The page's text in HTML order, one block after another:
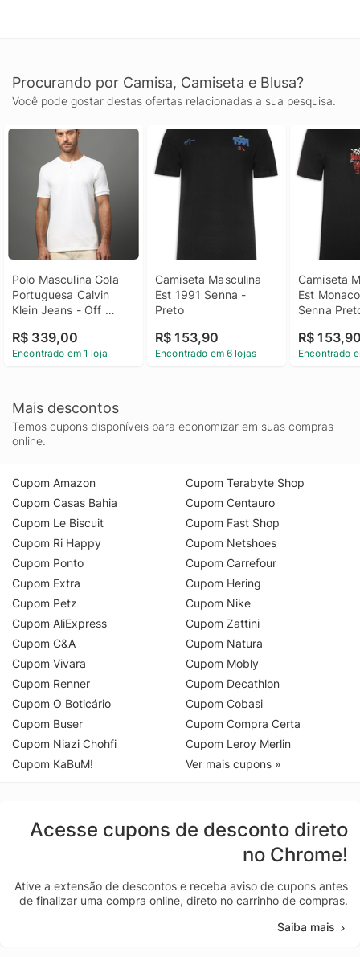
Procurando por Camisa, Camiseta e Blusa?
Você pode gostar destas ofertas relacionadas a sua pesquisa.
Polo Masculina Gola
Portuguesa Calvin
Klein Jeans - Off
Gola Portuguesa
Calvin Klein Jeans Off
R$ 339,00
Encontrado em 1 loja
Camiseta Masculina
Est 1991 Senna -
Preto
R$ 153,90
Encontrado em 6 lojas
Camiseta
Est
Senna
R$
Encontrado
Mais descontos
Temos cupons disponíveis para economizar em suas compras
online.
Cupom Amazon
Cupom Casas Bahia
Cupom Le Biscuit
Cupom Ri Happy
Cupom Ponto
Cupom Extra
Cupom Petz
Cupom AliExpress
Cupom C&A
Cupom Vivara
Cupom Renner
Cupom O Boticário
Cupom Buser
Cupom Niazi Chohfi
Cupom KaBuM!
Cupom Terabyte Shop
Cupom Centauro
Cupom Fast Shop
Cupom Netshoes
Cupom Carrefour
Cupom Hering
Cupom Nike
Cupom Zattini
Cupom Natura
Cupom Mobly
Cupom Decathlon
Cupom Cobasi
Cupom Compra Certa
Cupom Leroy Merlin
Ver mais cupons »
Acesse cupons de desconto direto
no Chrome!
Ative a extensão de descontos e receba aviso de cupons antes
de finalizar uma compra online, direto no carrinho de compras.
Saiba mais